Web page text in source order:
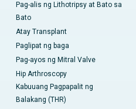
Pag-alis ng Lithotripsy at Bato sa
Bato
Atay Transplant
Paglipat ng baga
Pag-ayos ng Mitral Valve
Hip Arthroscopy
Kabuuang Pagpapalit ng
Balakang (THR)